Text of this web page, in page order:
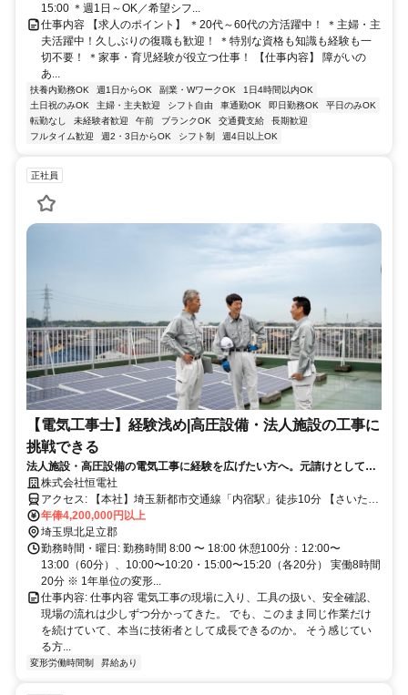
15:00 ＊週1日～OK／希望シフ...
仕事内容 【求人のポイント】 ＊20代～60代の方活躍中！ ＊主婦・主
夫活躍中！久しぶりの復職も歓迎！ ＊特別な資格も知識も経験も一
切不要！ ＊家事・育児経験が役立つ仕事！ 【仕事内容】 障がいの
あ...
扶養内勤務OK 週1日からOK 副業・WワークOK
1日4時間以内OK
土日祝のみOK
主婦・主夫歓迎 シフト自由 車通勤OK 即日勤務OK
平日のみOK
転勤なし
未経験者歓迎 午前 ブランクOK 交通費支給
長期歓迎
フルタイム歓迎
週2・3日からOK シフト制 週4日以上OK
正社員
【電気工事士】経験浅め|高圧設備・法人施設の工事に
挑戦できる
法人施設・高圧設備の電気工事に経験を広げたい方へ。元請けとして直
接お客様の事業インフラを支える仕事です。
株式会社恒電社
アクセス: 【本社】埼玉新都市交通線「内宿駅」徒歩10分 【さいたま
支社】JR大宮駅徒歩10分（Bibli 3F）
年俸4,200,000円以上
埼玉県北足立郡
勤務時間・曜日: 勤務時間 8:00 〜 18:00 休憩100分：12:00〜
13:00（60分）、10:00〜10:20・15:00〜15:20（各20分） 実働8時間
20分 ※ 1年単位の変形...
仕事内容: 仕事内容 電気工事の現場に入り、工具の扱い、安全確認、
現場の流れは少しずつ分かってきた。 でも、このまま同じ作業だけ
を続けていて、本当に技術者として成長できるのか。 そう感じてい
る方...
変形労働時間制 昇給あり